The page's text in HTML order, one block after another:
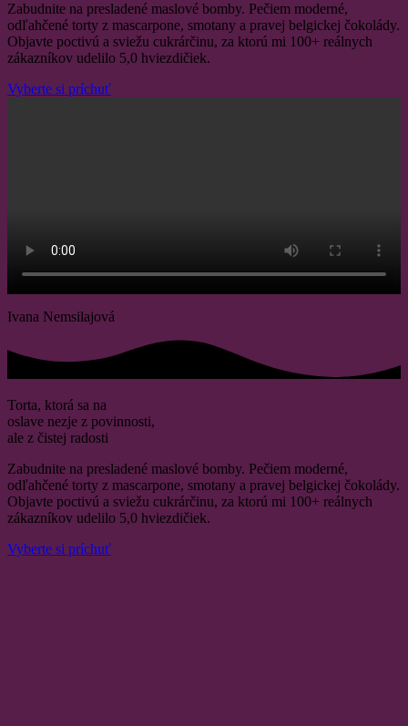
Zabudnite na presladené maslové bomby. Pečiem moderné,
odľahčené torty z mascarpone, smotany a pravej belgickej čokolády.
Objavte poctivú a sviežu cukrárčinu, za ktorú mi 100+ reálnych
zákazníkov udelilo 5,0 hviezdičiek.
Vyberte si príchuť
Ivana Nemsilajová
Torta, ktorá sa na
oslave nezje z povinnosti,
ale z čistej radosti
Zabudnite na presladené maslové bomby. Pečiem moderné,
odľahčené torty z mascarpone, smotany a pravej belgickej čokolády.
Objavte poctivú a sviežu cukrárčinu, za ktorú mi 100+ reálnych
zákazníkov udelilo 5,0 hviezdičiek.
Vyberte si príchuť